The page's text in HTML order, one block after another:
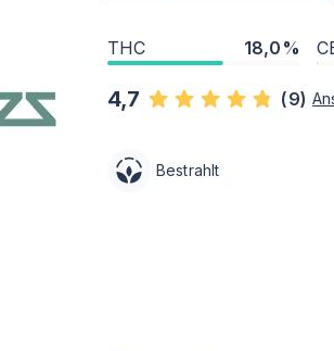
THC 18,0%
4,7 (9)
Bestrahlt